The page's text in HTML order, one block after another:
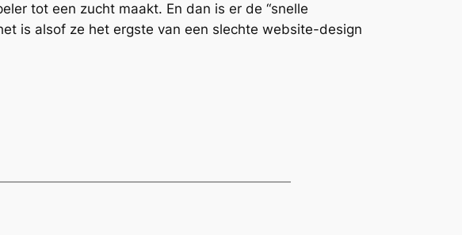
tot een zucht maakt. En dan is er de “snelle
is alsof ze het ergste van een slechte website-design